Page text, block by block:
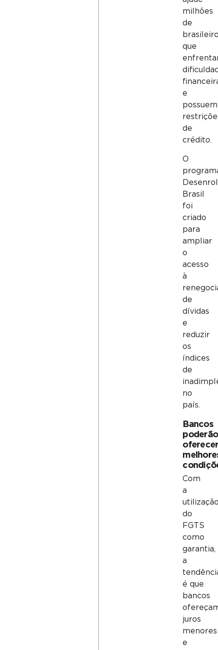
milhões
de
que
e
possuem
de
crédito.
O
Brasil
foi
criado
para
ampliar
o
acesso
à
de
dívidas
e
reduzir
os
índices
de
no
país.
Bancos
poderão
Com
a
do
FGTS
como
garantia,
a
é que
bancos
juros
menores
e